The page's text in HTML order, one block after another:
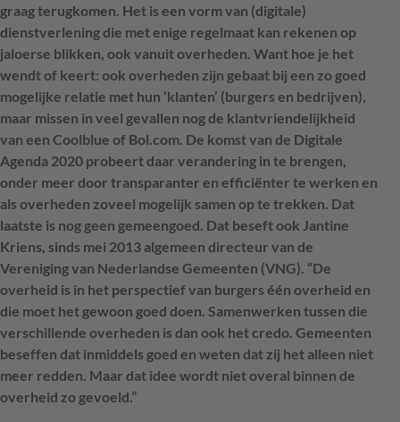
graag terugkomen. Het is een vorm van (digitale)
dienstverlening die met enige regelmaat kan rekenen op
jaloerse blikken, ook vanuit overheden. Want hoe je het
wendt of keert: ook overheden zijn gebaat bij een zo goed
mogelijke relatie met hun ‘klanten’ (burgers en bedrijven),
maar missen in veel gevallen nog de klantvriendelijkheid
van een Coolblue of Bol.com. De komst van de Digitale
Agenda 2020 probeert daar verandering in te brengen,
onder meer door transparanter en efficiënter te werken en
als overheden zoveel mogelijk samen op te trekken. Dat
laatste is nog geen gemeengoed. Dat beseft ook Jantine
Kriens, sinds mei 2013 algemeen directeur van de
Vereniging van Nederlandse Gemeenten (VNG). “De
overheid is in het perspectief van burgers één overheid en
die moet het gewoon goed doen. Samenwerken tussen die
verschillende overheden is dan ook het credo. Gemeenten
beseffen dat inmiddels goed en weten dat zij het alleen niet
meer redden. Maar dat idee wordt niet overal binnen de
overheid zo gevoeld.”